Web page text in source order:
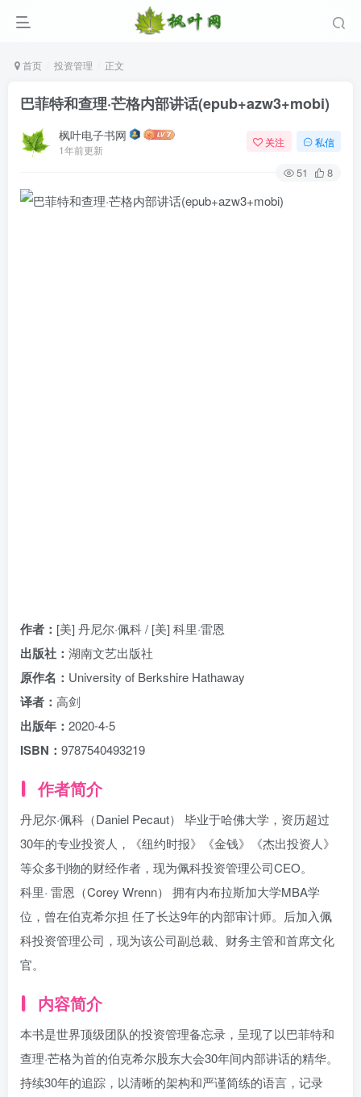
首页 投资管理 正文
巴菲特和查理·芒格内部讲话(epub+azw3+mobi)
枫叶电子书网
1年前更新
关注 私信
51 8
作者： [美] 丹尼尔·佩科 / [美] 科里·雷恩
出版社： 湖南文艺出版社
原作名： University of Berkshire Hathaway
译者： 高剑
出版年： 2020-4-5
ISBN： 9787540493219
作者简介
丹尼尔·佩科（Daniel Pecaut） 毕业于哈佛大学，资历超过
30年的专业投资人，《纽约时报》《金钱》《杰出投资人》
等众多刊物的财经作者，现为佩科投资管理公司CEO。
科里· 雷恩（Corey Wrenn） 拥有内布拉斯加大学MBA学
位，曾在伯克希尔担 任了长达9年的内部审计师。后加入佩
科投资管理公司，现为该公司副总裁、财务主管和首席文化
官。
内容简介
本书是世界顶级团队的投资管理备忘录，呈现了以巴菲特和
查理·芒格为首的伯克希尔股东大会30年间内部讲话的精华。
持续30年的追踪，以清晰的架构和严谨简练的语言，记录